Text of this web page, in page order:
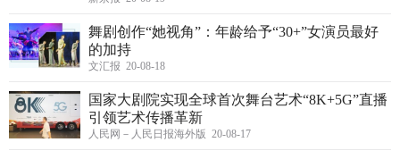
舞剧创作“她视角”：年龄给予“30+”女演员最好
的加持
文汇报 20-08-18
国家大剧院实现全球首次舞台艺术“8K+5G”直播
引领艺术传播革新
人民网－人民日报海外版 20-08-17